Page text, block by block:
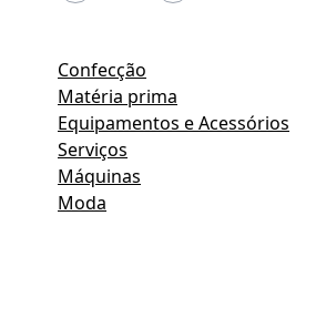
Confecção
Matéria prima
Equipamentos e Acessórios
Serviços
Máquinas
Moda